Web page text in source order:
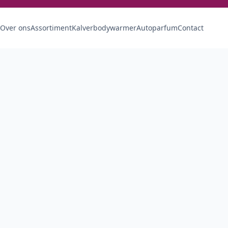
Over onsAssortimentKalverbodywarmerAutoparfumContact